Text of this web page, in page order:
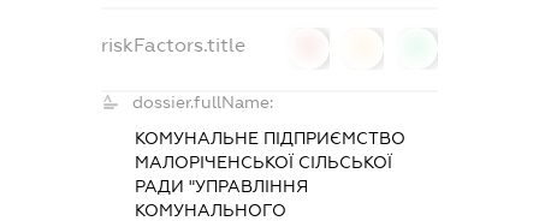
riskFactors.title
dossier.fullName:
КОМУНАЛЬНЕ ПІДПРИЄМСТВО
МАЛОРІЧЕНСЬКОЇ СІЛЬСЬКОЇ
РАДИ "УПРАВЛІННЯ
КОМУНАЛЬНОГО